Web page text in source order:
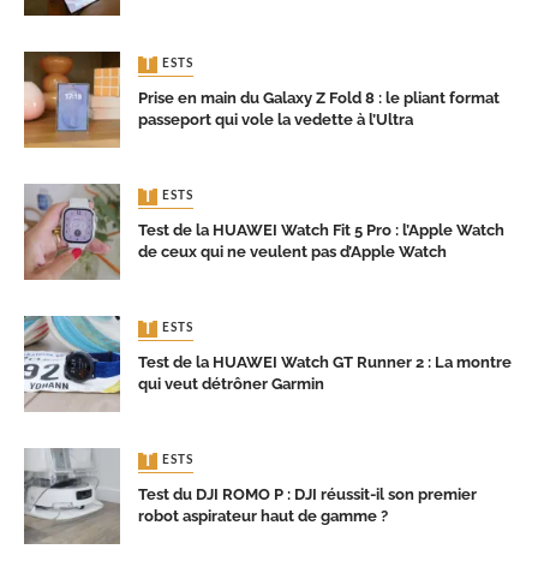
TESTS
Prise en main du Galaxy Z Fold 8 : le pliant format
passeport qui vole la vedette à l’Ultra
TESTS
Test de la HUAWEI Watch Fit 5 Pro : l’Apple Watch
de ceux qui ne veulent pas d’Apple Watch
TESTS
Test de la HUAWEI Watch GT Runner 2 : La montre
qui veut détrôner Garmin
TESTS
Test du DJI ROMO P : DJI réussit-il son premier
robot aspirateur haut de gamme ?